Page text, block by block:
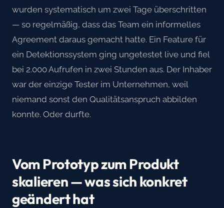
wurden systematisch um zwei Tage überschritten
— so regelmäßig, dass das Team ein informelles
Agreement daraus gemacht hatte. Ein Feature für
ein Detektionssystem ging ungetestet live und fiel
bei 2.000 Aufrufen in zwei Stunden aus. Der Inhaber
war der einzige Tester im Unternehmen, weil
niemand sonst den Qualitätsanspruch abbilden
konnte. Oder durfte.
Vom Prototyp zum Produkt
skalieren — was sich konkret
geändert hat